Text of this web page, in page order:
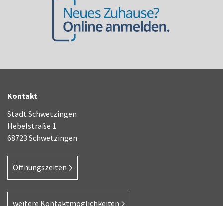
Kontakt
Stadt Schwetzingen
Hebelstraße 1
68723 Schwetzingen
Öffnungszeiten
weitere Kontaktmöglichkeiten